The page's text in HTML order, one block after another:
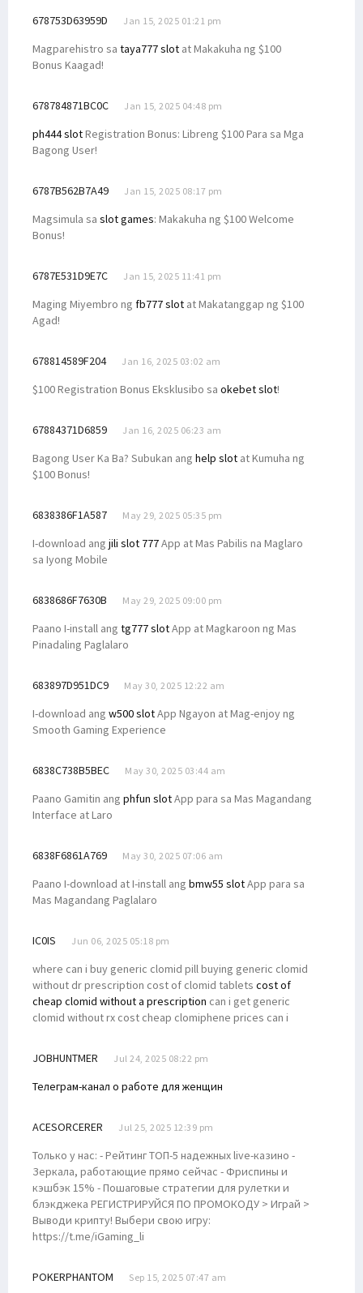
678753D63959D Jan 15, 2025 01:21 pm
Magparehistro sa taya777 slot at Makakuha ng $100
Bonus Kaagad!
678784871BC0C Jan 15, 2025 04:48 pm
ph444 slotRegistration Bonus: Libreng $100 Para sa Mga
Bagong User!
6787B562B7A49 Jan 15, 2025 08:17 pm
Magsimula sa slot games: Makakuha ng $100 Welcome
Bonus!
6787E531D9E7C Jan 15, 2025 11:41 pm
Maging Miyembro ng fb777 slot at Makatanggap ng $100
Agad!
678814589F204 Jan 16, 2025 03:02 am
$100 Registration Bonus Eksklusibo sa okebet slot!
67884371D6859 Jan 16, 2025 06:23 am
Bagong User Ka Ba? Subukan ang help slot at Kumuha ng
$100 Bonus!
6838386F1A587 May 29, 2025 05:35 pm
I-download ang jili slot 777App at Mas Pabilis na Maglaro
sa Iyong Mobile
6838686F7630B May 29, 2025 09:00 pm
Paano I-install ang tg777 slotApp at Magkaroon ng Mas
Pinadaling Paglalaro
683897D951DC9 May 30, 2025 12:22 am
I-download ang w500 slotApp Ngayon at Mag-enjoy ng
Smooth Gaming Experience
6838C738B5BEC May 30, 2025 03:44 am
Paano Gamitin ang phfun slotApp para sa Mas Magandang
Interface at Laro
6838F6861A769 May 30, 2025 07:06 am
Paano I-download at I-install ang bmw55 slotApp para sa
Mas Magandang Paglalaro
IC0IS Jun 06, 2025 05:18 pm
where can i buy generic clomid pill buying generic clomid
without dr prescription cost of clomid tablets cost of
cheap clomid without a prescription can i get generic
clomid without rx cost cheap clomiphene prices can i
JOBHUNTMER Jul 24, 2025 08:22 pm
Телеграм-канал о работе для женщин
ACESORCERER Jul 25, 2025 12:39 pm
Только у нас: - Рейтинг ТОП-5 надежных live-казино -
Зеркала, работающие прямо сейчас - Фриспины и
кэшбэк 15% - Пошаговые стратегии для рулетки и
блэкджека РЕГИСТРИРУЙСЯ ПО ПРОМОКОДУ > Играй >
Выводи крипту! Выбери свою игру:
https://t.me/iGaming_li
POKERPHANTOM Sep 15, 2025 07:47 am